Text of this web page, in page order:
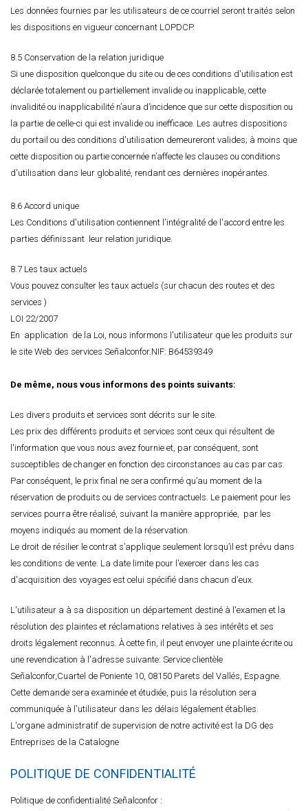
Les données fournies par les utilisateurs de ce courriel seront traités selon
les dispositions en vigueur concernant LOPDCP.
8.5 Conservation de la relation juridique
Si une disposition quelconque du site ou de ces conditions d'utilisation est
déclarée totalement ou partiellement invalide ou inapplicable, cette
invalidité ou inapplicabilité n’aura d’incidence que sur cette disposition ou
la partie de celle-ci qui est invalide ou inefficace. Les autres dispositions
du portail ou des conditions d'utilisation demeureront valides; à moins que
cette disposition ou partie concernée n’affecte les clauses ou conditions
d'utilisation dans leur globalité, rendant ces dernières inopérantes.
8.6 Accord unique
Les Conditions d'utilisation contiennent l'intégralité de l'accord entre les
parties définissant leur relation juridique.
8.7 Les taux actuels
Vous pouvez consulter les taux actuels (sur chacun des routes et des
services )
LOI 22/2007
En application de la Loi, nous informons l'utilisateur que les produits sur
le site Web des services Señalconfor.NIF: B64539349
De même, nous vous informons des points suivants:
Les divers produits et services sont décrits sur le site.
Les prix des différents produits et services sont ceux qui résultent de
l'information que vous nous avez fournie et, par conséquent, sont
susceptibles de changer en fonction des circonstances au cas par cas.
Par conséquent, le prix final ne sera confirmé qu’au moment de la
réservation de produits ou de services contractuels. Le paiement pour les
services pourra être réalisé, suivant la manière appropriée, par les
moyens indiqués au moment de la réservation.
Le droit de résilier le contrat s’applique seulement lorsqu’il est prévu dans
les conditions de vente. La date limite pour l'exercer dans les cas
d'acquisition des voyages est celui spécifié dans chacun d'eux.
L'utilisateur a à sa disposition un département destiné à l'examen et la
résolution des plaintes et réclamations relatives à ses intérêts et ses
droits légalement reconnus. À cette fin, il peut envoyer une plainte écrite ou
une revendication à l'adresse suivante: Service clientèle
Señalconfor,Cuartel de Poniente 10, 08150 Parets del Vallés, Espagne.
Cette demande sera examinée et étudiée, puis la résolution sera
communiquée à l'utilisateur dans les délais légalement établies.
L'organe administratif de supervision de notre activité est la DG des
Entreprises de la Catalogne
POLITIQUE DE CONFIDENTIALITÉ
Politique de confidentialité Señalconfor :